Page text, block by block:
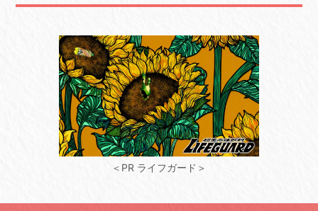
＜PR ライフガード＞